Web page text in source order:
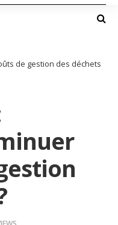
de gestion des déchets